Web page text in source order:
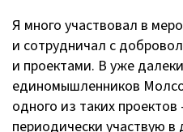
Я много участвовал в
и сотрудничал с
и проектами. В уже
единомышленников
одного из таких
периодически участвую в